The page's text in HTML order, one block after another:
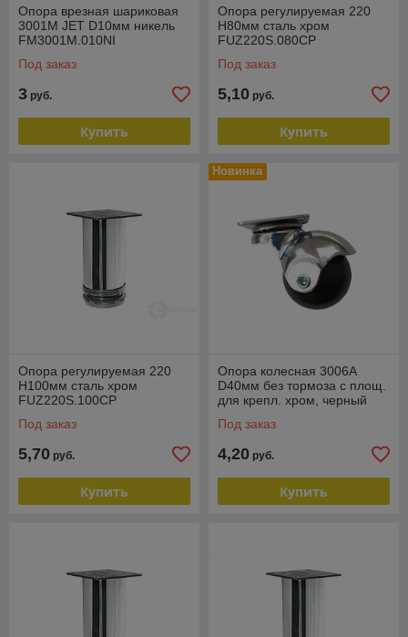
Опора врезная шариковая
3001М JET D10мм никель
FM3001M.010NI
Под заказ
3 руб.
Купить
Опора регулируемая 220
H80мм сталь хром
FUZ220S.080CP
Под заказ
5,10 руб.
Купить
Опора регулируемая 220
H100мм сталь хром
FUZ220S.100CP
Под заказ
5,70 руб.
Купить
Новинка
Опора колесная 3006A
D40мм без тормоза с площ.
для крепл. хром, черный
Под заказ
4,20 руб.
Купить